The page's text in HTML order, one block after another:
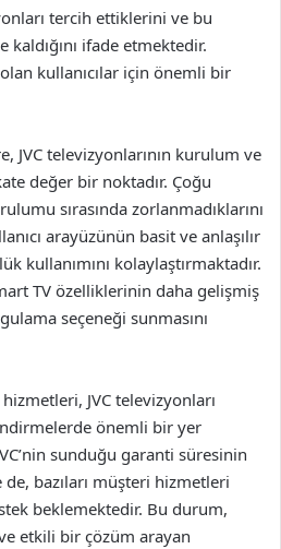
tercih ettiklerini ve bu
kaldığını ifade etmektedir.
kullanıcılar için önemli bir
JVC televizyonlarının kurulum ve
değer bir noktadır. Çoğu
sırasında zorlanmadıklarını
arayüzünün basit ve anlaşılır
kullanımını kolaylaştırmaktadır.
TV özelliklerinin daha gelişmiş
seçeneği sunmasını
JVC televizyonları
önemli bir yer
sunduğu garanti süresinin
bazıları müşteri hizmetleri
beklemektedir. Bu durum,
ve etkili bir çözüm arayan